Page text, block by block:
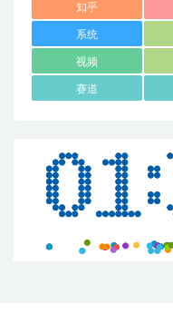
知乎
系统
视频
赛道